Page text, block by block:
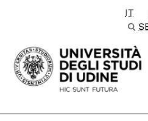
Passa al contenuto
IT